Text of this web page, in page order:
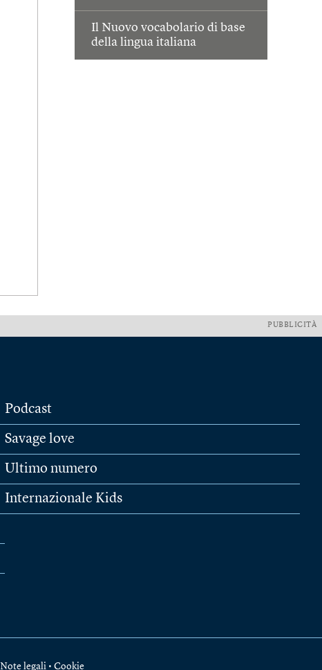
Il Nuovo vocabolario di base
della lingua italiana
PUBBLICITÀ
Podcast
Savage love
Ultimo numero
Internazionale Kids
Note legali • Cookie